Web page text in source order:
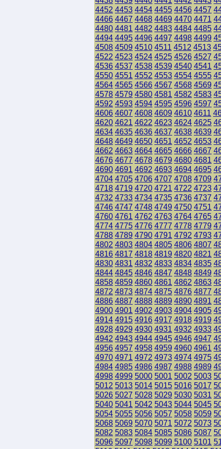
4452 4453 4454 4455 4456 4457
4466 4467 4468 4469 4470 4471
4480 4481 4482 4483 4484 4485
4494 4495 4496 4497 4498 4499
4508 4509 4510 4511 4512 4513
4522 4523 4524 4525 4526 4527
4536 4537 4538 4539 4540 4541
4550 4551 4552 4553 4554 4555
4564 4565 4566 4567 4568 4569
4578 4579 4580 4581 4582 4583
4592 4593 4594 4595 4596 4597
4606 4607 4608 4609 4610 4611
4620 4621 4622 4623 4624 4625
4634 4635 4636 4637 4638 4639
4648 4649 4650 4651 4652 4653
4662 4663 4664 4665 4666 4667
4676 4677 4678 4679 4680 4681
4690 4691 4692 4693 4694 4695
4704 4705 4706 4707 4708 4709
4718 4719 4720 4721 4722 4723
4732 4733 4734 4735 4736 4737
4746 4747 4748 4749 4750 4751
4760 4761 4762 4763 4764 4765
4774 4775 4776 4777 4778 4779
4788 4789 4790 4791 4792 4793
4802 4803 4804 4805 4806 4807
4816 4817 4818 4819 4820 4821
4830 4831 4832 4833 4834 4835
4844 4845 4846 4847 4848 4849
4858 4859 4860 4861 4862 4863
4872 4873 4874 4875 4876 4877
4886 4887 4888 4889 4890 4891
4900 4901 4902 4903 4904 4905
4914 4915 4916 4917 4918 4919
4928 4929 4930 4931 4932 4933
4942 4943 4944 4945 4946 4947
4956 4957 4958 4959 4960 4961
4970 4971 4972 4973 4974 4975
4984 4985 4986 4987 4988 4989
4998 4999 5000 5001 5002 5003
5012 5013 5014 5015 5016 5017
5026 5027 5028 5029 5030 5031
5040 5041 5042 5043 5044 5045
5054 5055 5056 5057 5058 5059
5068 5069 5070 5071 5072 5073
5082 5083 5084 5085 5086 5087
5096 5097 5098 5099 5100 5101